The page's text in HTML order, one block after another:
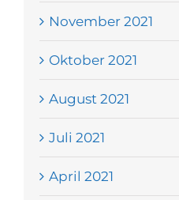
November 2021
Oktober 2021
August 2021
Juli 2021
April 2021